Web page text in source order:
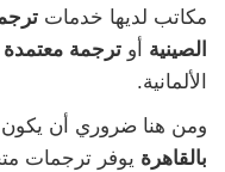
مكاتب لديها خدمات
الصينية أو ترجمة معتمدة
الألمانية.
ومن هنا ضروري أن يكون
بالقاهرة يوفر ترجمات